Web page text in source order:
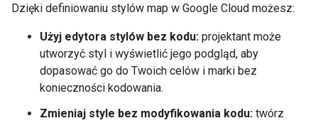
Dzięki definiowaniu stylów map w Google Cloud możesz:
Użyj edytora stylów bez kodu: projektant może
utworzyć styl i wyświetlić jego podgląd, aby
dopasować go do Twoich celów i marki bez
konieczności kodowania.
Zmieniaj style bez modyfikowania kodu: twórz